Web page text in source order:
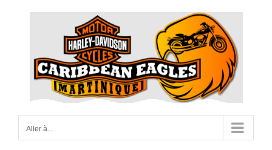
Aller à...